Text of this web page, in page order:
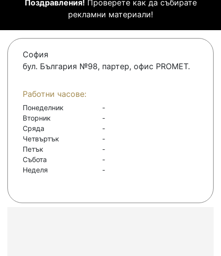
Поздравления! Проверете как да събирате
рекламни материали!
София
бул. България №98, партер, офис PROMET.
Работни часове:
Понеделник
-
Вторник
-
Сряда
-
Четвъртък
-
Петък
-
Събота
-
Неделя
-